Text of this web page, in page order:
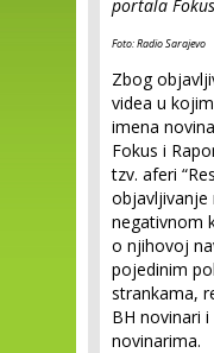
portala
Foto: Radio Sarajevo
Zbog
videa u
imena
Fokus i
tzv. aferi
negativnom
o njihovoj
pojedinim
strankama,
BH novinari
novinarima.